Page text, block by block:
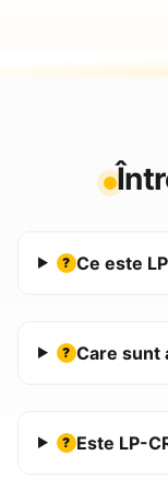
? Ce este
? Care sunt
? Este LP-